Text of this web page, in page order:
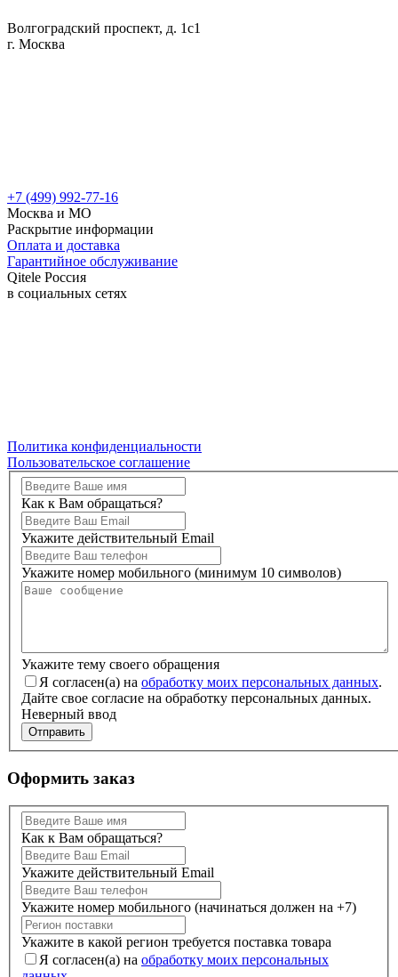
Волгоградский проспект, д. 1с1
г. Москва
+7 (499) 992-77-16
Москва и МО
Раскрытие информации
Оплата и доставка
Гарантийное обслуживание
Qitele Россия
в социальных сетях
Политика конфиденциальности
Пользовательское соглашение
Как к Вам обращаться?
Укажите действительный Email
Укажите номер мобильного (минимум 10 символов)
Укажите тему своего обращения
Я согласен(а) на обработку моих персональных данных.
Дайте свое согласие на обработку персональных данных.
Неверный ввод
Отправить
Оформить заказ
Как к Вам обращаться?
Укажите действительный Email
Укажите номер мобильного (начинаться должен на +7)
Укажите в какой регион требуется поставка товара
Я согласен(а) на обработку моих персональных